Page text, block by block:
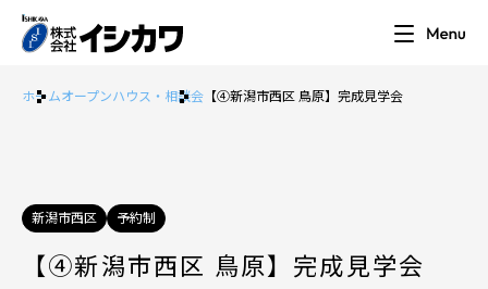
ホームオープンハウス・相談会 【④新潟市西区 鳥原】完成見学会
新潟市西区 予約制
【④新潟市西区 鳥原】完成見学会